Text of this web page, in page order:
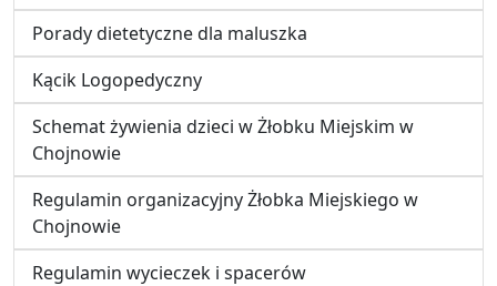
Porady dietetyczne dla maluszka
Kącik Logopedyczny
Schemat żywienia dzieci w Żłobku Miejskim w
Chojnowie
Regulamin organizacyjny Żłobka Miejskiego w
Chojnowie
Regulamin wycieczek i spacerów